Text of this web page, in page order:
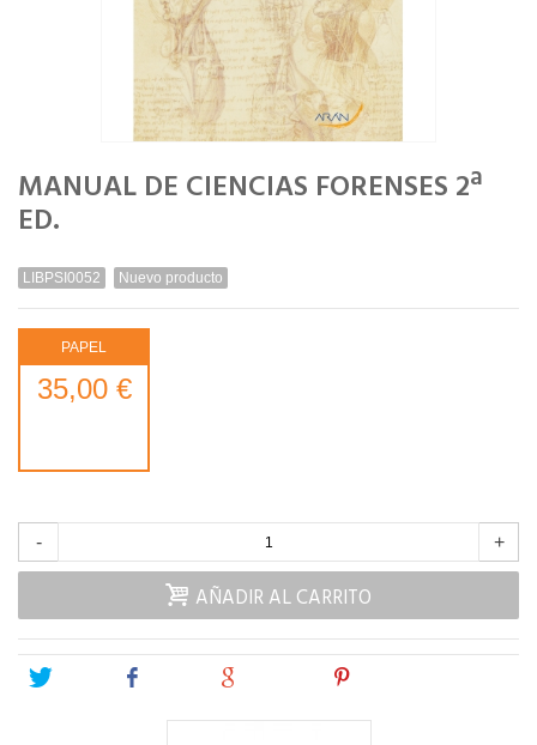
MANUAL DE CIENCIAS FORENSES 2ª
ED.
LIBPSI0052 Nuevo producto
PAPEL
35,00 €
- +
AÑADIR AL CARRITO
Tweet